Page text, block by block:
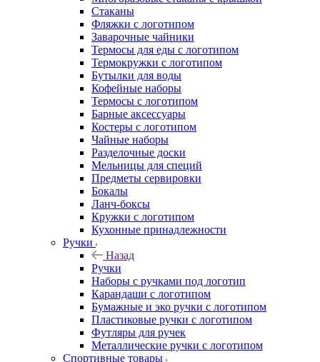
Стаканы
Фляжки с логотипом
Заварочные чайники
Термосы для еды с логотипом
Термокружки с логотипом
Бутылки для воды
Кофейные наборы
Термосы с логотипом
Барные аксессуары
Костеры с логотипом
Чайные наборы
Разделочные доски
Мельницы для специй
Предметы сервировки
Бокалы
Ланч-боксы
Кружки с логотипом
Кухонные принадлежности
Ручки
Назад
Ручки
Наборы с ручками под логотип
Карандаши с логотипом
Бумажные и эко ручки с логотипом
Пластиковые ручки с логотипом
Футляры для ручек
Металлические ручки с логотипом
Спортивные товары